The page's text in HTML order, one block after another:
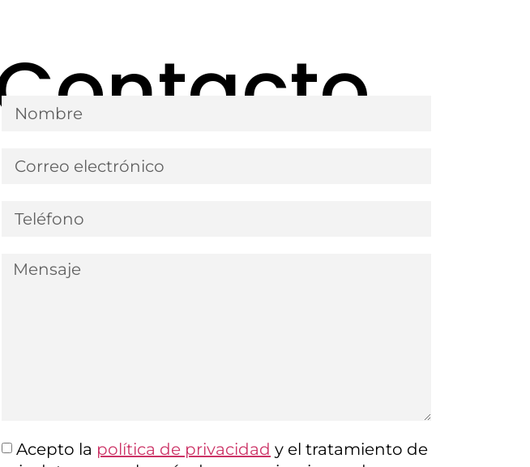
Acepto la política de privacidad y el tratamiento de